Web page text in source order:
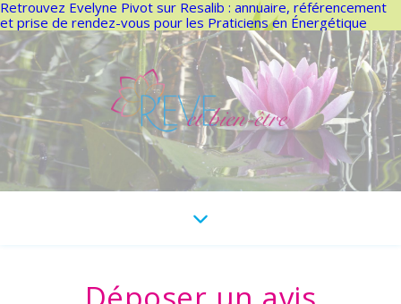
Retrouvez Evelyne Pivot sur Resalib : annuaire, référencement
et prise de rendez-vous pour les Praticiens en Énergétique